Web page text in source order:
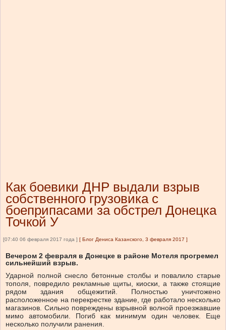
Как боевики ДНР выдали взрыв
собственного грузовика с
боеприпасами за обстрел Донецка
Точкой У
[07:40 06 февраля 2017 года ] [ Блог Дениса Казанского, 3 февраля 2017 ]
Вечером 2 февраля в Донецке в районе Мотеля прогремел
сильнейший взрыв.
Ударной полной снесло бетонные столбы и повалило старые
тополя, повредило рекламные щиты, киоски, а также стоящие
рядом здания общежитий. Полностью уничтожено
расположенное на перекрестке здание, где работало несколько
магазинов. Сильно повреждены взрывной волной проезжавшие
мимо автомобили. Погиб как минимум один человек. Еще
несколько получили ранения.